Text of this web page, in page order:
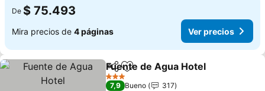
De $ 75.493
Mira precios de 4 páginas Ver precios
CompartirAgregar a favoritos
Fuente de Agua Hotel
3 Estrellas
7,9 Bueno
317